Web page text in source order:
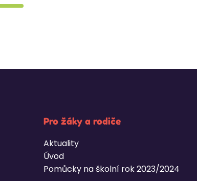
Pro žáky a rodiče
Aktuality
Úvod
Pomůcky na školní rok 2023/2024